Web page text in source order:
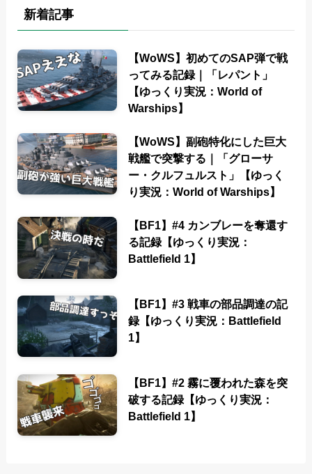
新着記事
【WoWS】初めてのSAP弾で戦
ってみる記録｜「レパント」
【ゆっくり実況：World of
Warships】
【WoWS】副砲特化にした巨大
戦艦で突撃する｜「グローサ
ー・クルフュルスト」【ゆっく
り実況：World of Warships】
【BF1】#4 カンブレーを奪還す
る記録【ゆっくり実況：
Battlefield 1】
【BF1】#3 戦車の部品調達の記
録【ゆっくり実況：Battlefield
1】
【BF1】#2 霧に覆われた森を突
破する記録【ゆっくり実況：
Battlefield 1】